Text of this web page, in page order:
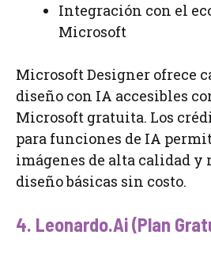
Integración con el
Microsoft
Microsoft Designer ofrece
diseño con IA accesibles
Microsoft gratuita. Los
para funciones de IA
imágenes de alta calidad y
diseño básicas sin costo.
4. Leonardo.Ai (Plan